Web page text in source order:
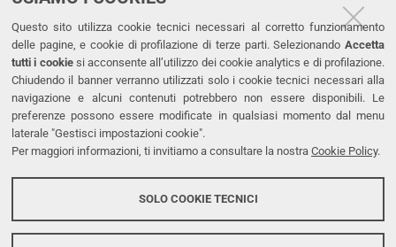
Questo sito utilizza cookie tecnici necessari al corretto funzionamento
delle pagine, e cookie di profilazione di terze parti. Selezionando Accetta
tutti i cookiesi acconsente all’utilizzo dei cookie analytics e di profilazione.
Chiudendo il banner verranno utilizzati solo i cookie tecnici necessari alla
navigazione e alcuni contenuti potrebbero non essere disponibili. Le
preferenze possono essere modificate in qualsiasi momento dal menu
laterale "Gestisci impostazioni cookie".
Per maggiori informazioni, ti invitiamo a consultare la nostra Cookie Policy.
SOLO COOKIE TECNICI
CONTATTI
Tel. +39 0532 293111
Fax. +39 0532 293031
PEC
LINKS
Accessibilità
Protezione dati personali